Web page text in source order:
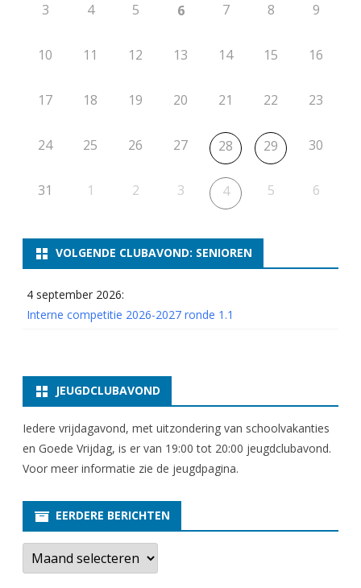
2
2
o
n
d
.
7
3 4 5 6 7 8 9
10 11 12 13 14 15 16
17 18 19 20 21 22 23
24 25 26 27 28 29 30
31 1 2 3 4 5 6
VOLGENDE CLUBAVOND: SENIOREN
4 september 2026:
Interne competitie 2026-2027 ronde 1.1
JEUGDCLUBAVOND
Iedere vrijdagavond, met uitzondering van schoolvakanties
en Goede Vrijdag, is er van 19:00 tot 20:00 jeugdclubavond.
Voor meer informatie zie de jeugdpagina.
EERDERE BERICHTEN
E
r